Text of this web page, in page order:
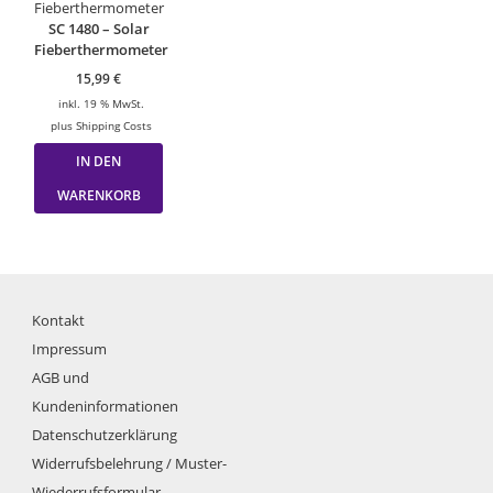
SC 1480 – Solar
Fieberthermometer
15,99€
inkl. 19 % MwSt.
plus Shipping Costs
IN DEN
WARENKORB
Kontakt
Impressum
AGB und
Kundeninformationen
Datenschutzerklärung
Widerrufsbelehrung / Muster-